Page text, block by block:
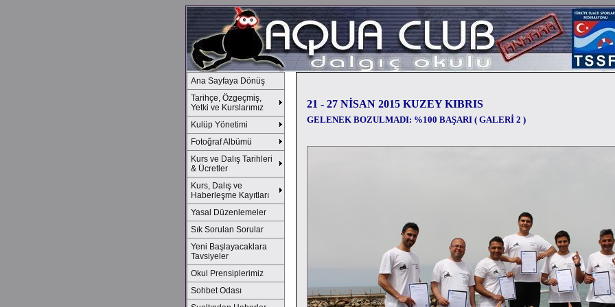
Ana Sayfaya Dönüş
Tarihçe, Özgeçmiş,
Yetki ve Kurslarımız
Kulüp Yönetimi
Fotoğraf Albümü
Kurs ve Dalış Tarihleri
& Ücretler
Kurs, Dalış ve
Haberleşme Kayıtları
Yasal Düzenlemeler
Sık Sorulan Sorular
Yeni Başlayacaklara
Tavsiyeler
Okul Prensiplerimiz
Sohbet Odası
21 - 27 NİSAN 2015 KUZEY KIBRIS
GELENEK BOZULMADI: %100 BAŞARI ( GALERİ 2 )